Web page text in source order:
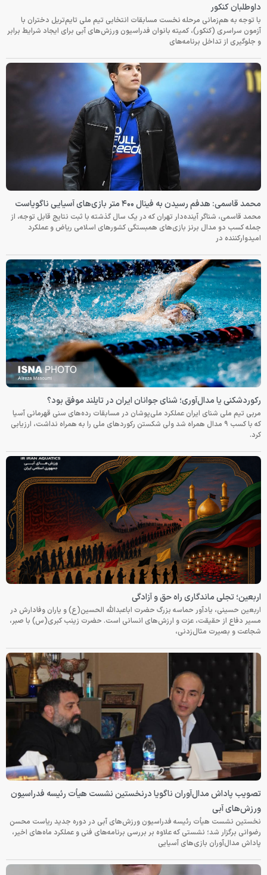
داوطلبان کنکور
با توجه به هم‌زمانی مرحله نخست مسابقات انتخابی تیم ملی تایم‌تریل دختران با
آزمون سراسری (کنکور)، کمیته بانوان فدراسیون ورزش‌های آبی برای ایجاد شرایط برابر
و جلوگیری از تداخل برنامه‌های
محمد قاسمی: هدفم رسیدن به فینال ۴۰۰ متر بازی‌های آسیایی ناگویاست
محمد قاسمی، شناگر آینده‌دار تهران که در یک سال گذشته با ثبت نتایج قابل توجه، از
جمله کسب دو مدال برنز بازی‌های همبستگی کشورهای اسلامی ریاض و عملکرد
امیدوارکننده در
رکوردشکنی یا مدال‌آوری؛ شنای جوانان ایران در تایلند موفق بود؟
مربی تیم ملی شنای ایران عملکرد ملی‌پوشان در مسابقات رده‌های سنی قهرمانی آسیا
که با کسب ۹ مدال همراه شد ولی شکستن رکوردهای ملی را به همراه نداشت، ارزیابی
کرد.
اربعین؛ تجلی ماندگاری راه حق و آزادگی
اربعین حسینی، یادآور حماسه بزرگ حضرت اباعبدالله الحسین(ع) و یاران وفادارش در
مسیر دفاع از حقیقت، عزت و ارزش‌های انسانی است. حضرت زینب کبری(س) با صبر،
شجاعت و بصیرت مثال‌زدنی،
تصویب پاداش مدال‌آوران ناگویا درنخستین نشست هیأت رئیسه فدراسیون
ورزش‌های آبی
نخستین نشست هیأت رئیسه فدراسیون ورزش‌های آبی در دوره جدید ریاست محسن
رضوانی برگزار شد؛ نشستی که علاوه بر بررسی برنامه‌های فنی و عملکرد ماه‌های اخیر،
پاداش مدال‌آوران بازی‌های آسیایی